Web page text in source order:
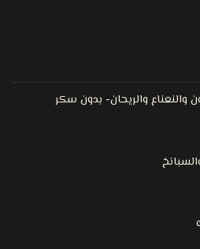
والنعناع والريحان- بدون سكر